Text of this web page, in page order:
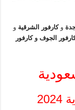
و كارفور الشرقيةو
الجوفو كارفور